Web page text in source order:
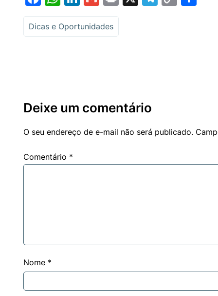
Dicas e Oportunidades
Deixe um comentário
O seu endereço de e-mail não será publicado.
Comentário *
Nome *